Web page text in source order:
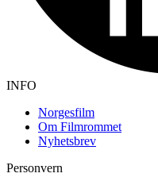
INFO
Norgesfilm
Om Filmrommet
Nyhetsbrev
Personvern